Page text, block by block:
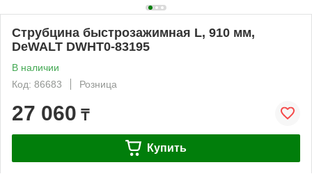
Струбцина быстрозажимная L, 910 мм,
DeWALT DWHT0-83195
В наличии
Код: 86683
Розница
27 060 ₸
Купить